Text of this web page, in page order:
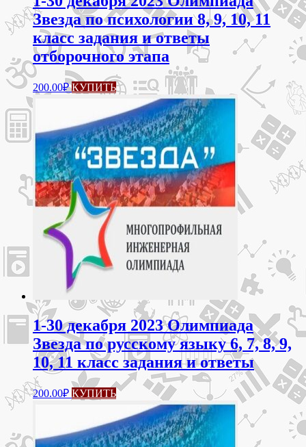
Звезда по психологии 8, 9, 10, 11
класс задания и ответы
отборочного этапа
200.00₽ КУПИТЬ
1-30 декабря 2023 Олимпиада
Звезда по русскому языку 6, 7, 8, 9,
10, 11 класс задания и ответы
200.00₽ КУПИТЬ